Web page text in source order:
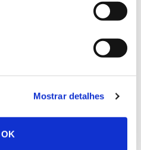
Mostrar detalhes
OK
jovens voluntários